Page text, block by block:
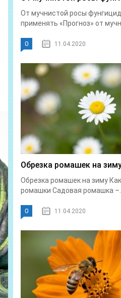
От мучнистой росы
применять «Прогноз» от
0 11.04.2020
Обрезка ромашек на
Обрезка ромашек на зиму
ромашки Садовая ромашка –...
0 11.04.2020